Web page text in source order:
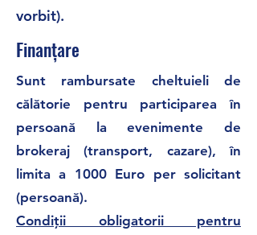
vorbit).
Finanțare
Sunt rambursate cheltuieli de
călătorie pentru participarea în
persoană la evenimente de
brokeraj (transport, cazare), în
limita a 1000 Euro per solicitant
(persoană).
Condiții obligatorii pentru